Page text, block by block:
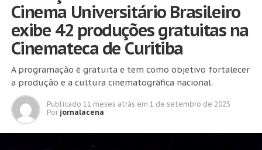
Cinema Universitário Brasileiro
exibe 42 produções gratuitas na
Cinemateca de Curitiba
A programação é gratuita e tem como objetivo fortalecer
a produção e a cultura cinematográfica nacional.
Publicado 11 meses atrás em 1 de setembro de 2025
Por jornalacena